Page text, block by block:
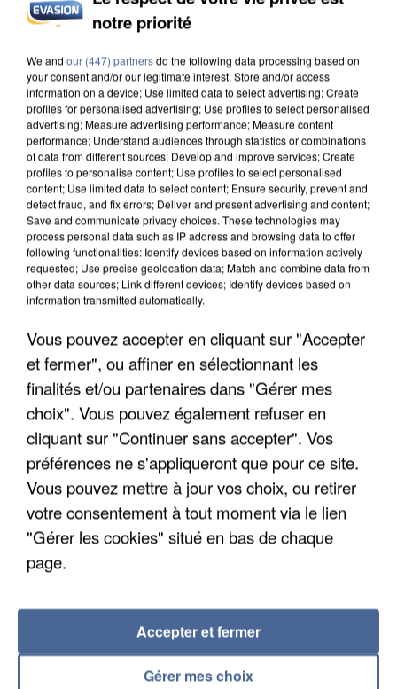
INCENDIES : L’ÎLE-DE-FRANCE LANCE UN ÉLAN
APRÈS TOUTES CES CANICULES, LES REFUGES
DE FAUNE SAUVAGE SONT...
notre priorité
We and our (447) partnersdo the following data processing based on
your consent and/or our legitimate interest: Store and/or access
information on a device; Use limited data to select advertising; Create
profiles for personalised advertising; Use profiles to select personalised
advertising; Measure advertising performance; Measure content
performance; Understand audiences through statistics or combinations
of data from different sources; Develop and improve services; Create
profiles to personalise content; Use profiles to select personalised
content; Use limited data to select content; Ensure security, prevent and
detect fraud, and fix errors; Deliver and present advertising and content;
Save and communicate privacy choices. These technologies may
process personal data such as IP address and browsing data to offer
following functionalities: Identify devices based on information actively
requested; Use precise geolocation data; Match and combine data from
other data sources; Link different devices; Identify devices based on
information transmitted automatically.
Vous pouvez accepter en cliquant sur "Accepter
et fermer", ou affiner en sélectionnant les
finalités et/ou partenaires dans "Gérer mes
choix". Vous pouvez également refuser en
cliquant sur "Continuer sans accepter". Vos
préférences ne s'appliqueront que pour ce site.
Vous pouvez mettre à jour vos choix, ou retirer
votre consentement à tout moment via le lien
"Gérer les cookies" situé en bas de chaque
page.
Gérer mes choix
Accepter et fermer